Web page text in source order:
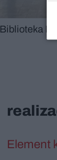
Biblioteka
Element